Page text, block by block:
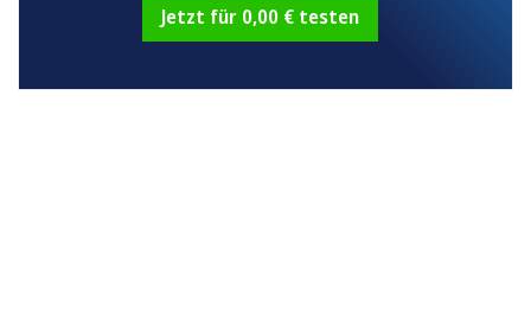
Jetzt für 0,00 € testen